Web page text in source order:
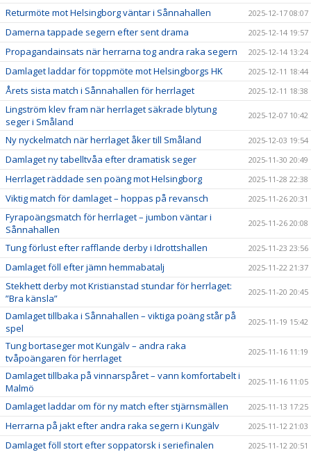
Returmöte mot Helsingborg väntar i Sånnahallen 2025-12-17 08:07
Damerna tappade segern efter sent drama 2025-12-14 19:57
Propagandainsats när herrarna tog andra raka segern 2025-12-14 13:24
Damlaget laddar för toppmöte mot Helsingborgs HK 2025-12-11 18:44
Årets sista match i Sånnahallen för herrlaget 2025-12-11 18:38
Lingström klev fram när herrlaget säkrade blytung
seger i Småland
2025-12-07 10:42
Ny nyckelmatch när herrlaget åker till Småland 2025-12-03 19:54
Damlaget ny tabelltvåa efter dramatisk seger 2025-11-30 20:49
Herrlaget räddade sen poäng mot Helsingborg 2025-11-28 22:38
Viktig match för damlaget – hoppas på revansch 2025-11-26 20:31
Fyrapoängsmatch för herrlaget – jumbon väntar i
Sånnahallen
2025-11-26 20:08
Tung förlust efter rafflande derby i Idrottshallen 2025-11-23 23:56
Damlaget föll efter jämn hemmabatalj 2025-11-22 21:37
Stekhett derby mot Kristianstad stundar för herrlaget:
”Bra känsla”
2025-11-20 20:45
Damlaget tillbaka i Sånnahallen – viktiga poäng står på
spel
2025-11-19 15:42
Tung bortaseger mot Kungälv – andra raka
tvåpoängaren för herrlaget
2025-11-16 11:19
Damlaget tillbaka på vinnarspåret – vann komfortabelt i
Malmö
2025-11-16 11:05
Damlaget laddar om för ny match efter stjärnsmällen 2025-11-13 17:25
Herrarna på jakt efter andra raka segern i Kungälv 2025-11-12 21:03
Damlaget föll stort efter soppatorsk i seriefinalen 2025-11-12 20:51